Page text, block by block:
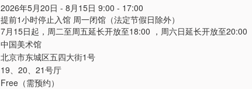
2026年5月20日 - 8月15日 9:00 - 17:00
提前1小时停止入馆 周一闭馆（法定节假日除外）
7月15日起，周二至周五延长开放至18:00 ，周六日延长开放至20:00
中国美术馆
北京市东城区五四大街1号
19、20、21号厅
Free（需预约）